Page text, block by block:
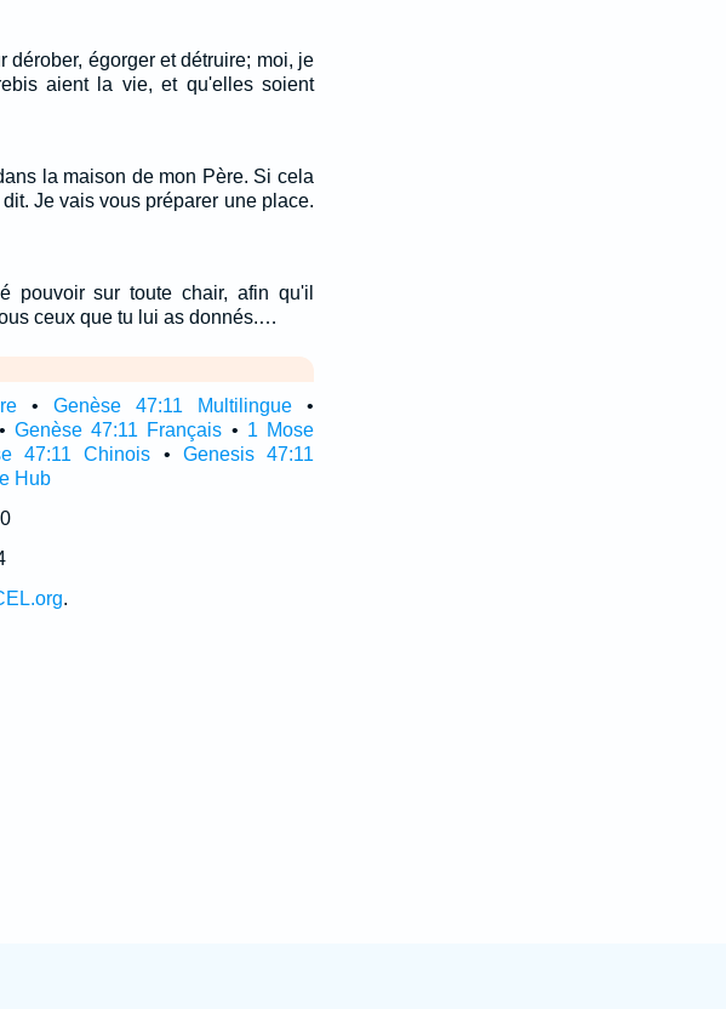
dérober, égorger et détruire; moi, je
aient la vie, et qu'elles soient
la maison de mon Père. Si cela
Je vais vous préparer une place.
pouvoir sur toute chair, afin qu'il
ceux que tu lui as donnés.…
•Genèse 47:11 Multilingue •
•Genèse 47:11 Français • 1 Mose
47:11 Chinois • Genesis 47:11
Hub
.